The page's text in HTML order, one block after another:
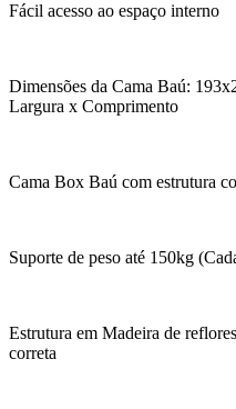
Fácil acesso ao espaço interno
Dimensões da Cama Baú:
Largura x Comprimento
Cama Box Baú com estrutura
Suporte de peso até 150kg
Estrutura em Madeira de
correta